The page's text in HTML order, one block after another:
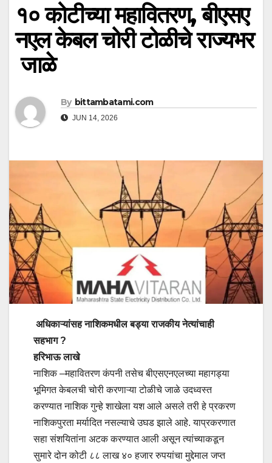
१० कोटीच्या महावितरण, बीएसए
नएल केबल चोरी टोळीचे राज्यभर
जाळे
By bittambatami.com
JUN 14, 2026
अधिकाऱ्यांसह नाशिकमधील बड्या राजकीय नेत्यांचाही
सहभाग ?
हरिभाऊ लाखे
नाशिक –महावितरण कंपनी तसेच बीएसएनएलच्या महागड्या
भूमिगत केबलची चोरी करणाऱ्या टोळीचे जाळे उदध्वस्त
करण्यात नाशिक गुन्हे शाखेला यश आले असले तरी हे प्रकरण
नाशिकपुरता मर्यादित नसल्याचे उघड झाले आहे. याप्रकरणात
सहा संशयितांना अटक करण्यात आली असून त्यांच्याकडून
सुमारे दोन कोटी ८८ लाख ४० हजार रुपयांचा मुद्देमाल जप्त